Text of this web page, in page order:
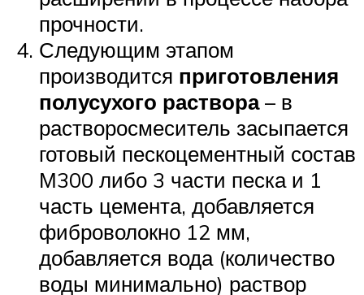
прочности.
Следующим этапом
производится приготовления
полусухого раствора– в
растворосмеситель засыпается
готовый пескоцементный состав
М300 либо 3 части песка и 1
часть цемента, добавляется
фиброволокно 12 мм,
добавляется вода (количество
воды минимально) раствор